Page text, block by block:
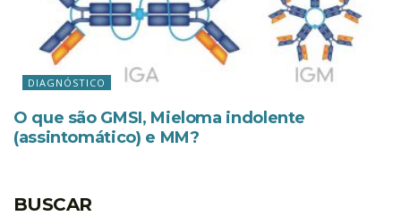
DIAGNÓSTICO
O que são GMSI, Mieloma indolente
(assintomático) e MM?
BUSCAR